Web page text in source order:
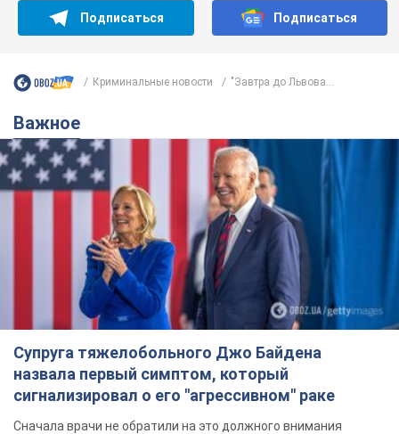
Подписаться Подписаться
Криминальные новости "Завтра до Львова...
Важное
Супруга тяжелобольного Джо Байдена
назвала первый симптом, который
сигнализировал о его "агрессивном" раке
Сначала врачи не обратили на это должного внимания